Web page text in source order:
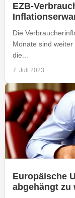
EZB-
Die
Monate sind
die...
7. Juli 2023
Europäische
abgehängt zu